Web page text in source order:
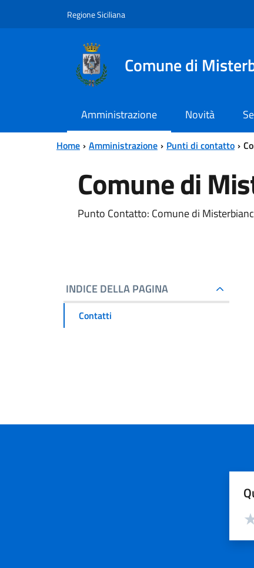
Regione Siciliana
Comune di
Amministrazione Novità
Home Amministrazione Punti di contatto
Comune di
Punto Contatto: Comune di
INDICE DELLA PAGINA
Contatti